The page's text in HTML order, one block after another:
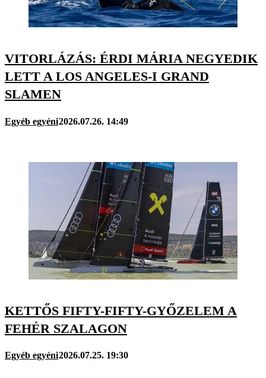
VITORLÁZÁS: ÉRDI MÁRIA NEGYEDIK
LETT A LOS ANGELES-I GRAND
SLAMEN
Egyéb egyéni2026.07.26. 14:49
KETTŐS FIFTY-FIFTY-GYŐZELEM A
FEHÉR SZALAGON
Egyéb egyéni2026.07.25. 19:30